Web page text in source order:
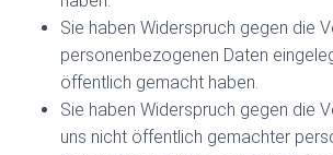
Sie haben Widerspruch gegen die
personenbezogenen Daten
öffentlich gemacht haben.
Sie haben Widerspruch gegen die
uns nicht öffentlich gemachter